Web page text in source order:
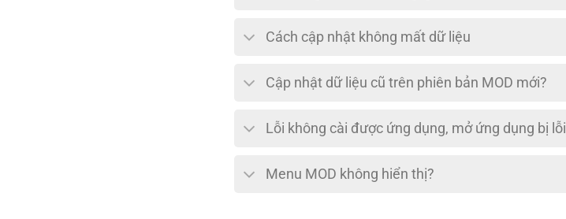
Cách cập nhật không mất dữ liệu
Cập nhật dữ liệu cũ trên phiên bản MOD mới?
Lỗi không cài được ứng dụng, mở ứng dụng bị lỗi
Menu MOD không hiển thị?